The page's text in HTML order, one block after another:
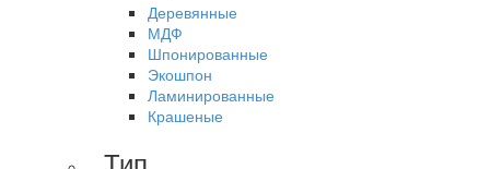
Деревянные
МДФ
Шпонированные
Экошпон
Ламинированные
Крашеные